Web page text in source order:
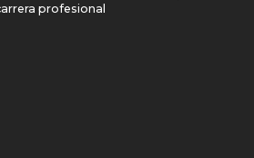
profesional